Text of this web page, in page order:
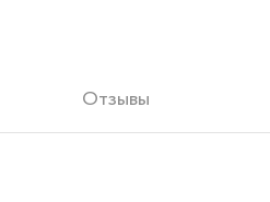
Отзывы